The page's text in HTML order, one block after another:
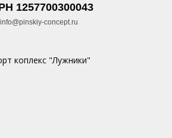
1257700300043
info@pinskiy-concept.ru
коплекс "Лужники"